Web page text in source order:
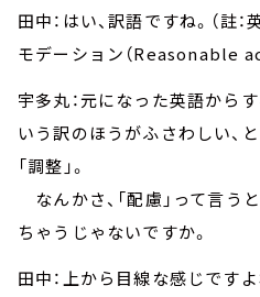
田中：はい、訳語ですね。（註
モデーション（Reasonable
宇多丸：元になった英語からす
いう訳のほうがふさわしい、
「調整」。
なんかさ、「配慮」って言う
ちゃうじゃないですか。
田中：上から目線な感じですよ